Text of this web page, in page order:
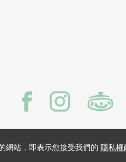
網站，即表示您接受我們的 隱私權